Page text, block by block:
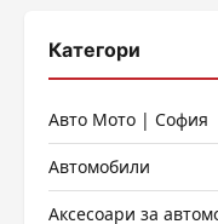
Категори
Авто Мото | София
Автомобили
Аксесоари за